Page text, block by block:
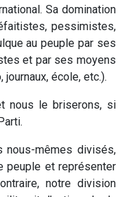
Sa domination
pessimistes,
au peuple par ses
et par ses moyens
école, etc.).
nous le briserons, si
nous-mêmes divisés,
peuple et représenter
notre division